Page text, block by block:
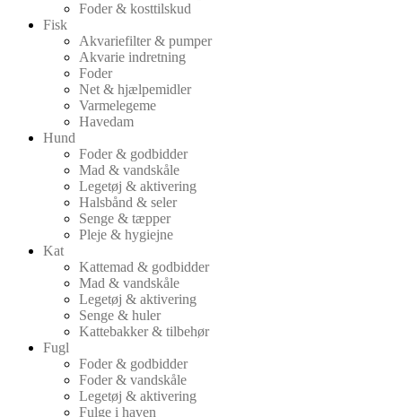
Foder & kosttilskud
Fisk
Akvariefilter & pumper
Akvarie indretning
Foder
Net & hjælpemidler
Varmelegeme
Havedam
Hund
Foder & godbidder
Mad & vandskåle
Legetøj & aktivering
Halsbånd & seler
Senge & tæpper
Pleje & hygiejne
Kat
Kattemad & godbidder
Mad & vandskåle
Legetøj & aktivering
Senge & huler
Kattebakker & tilbehør
Fugl
Foder & godbidder
Foder & vandskåle
Legetøj & aktivering
Fulge i haven